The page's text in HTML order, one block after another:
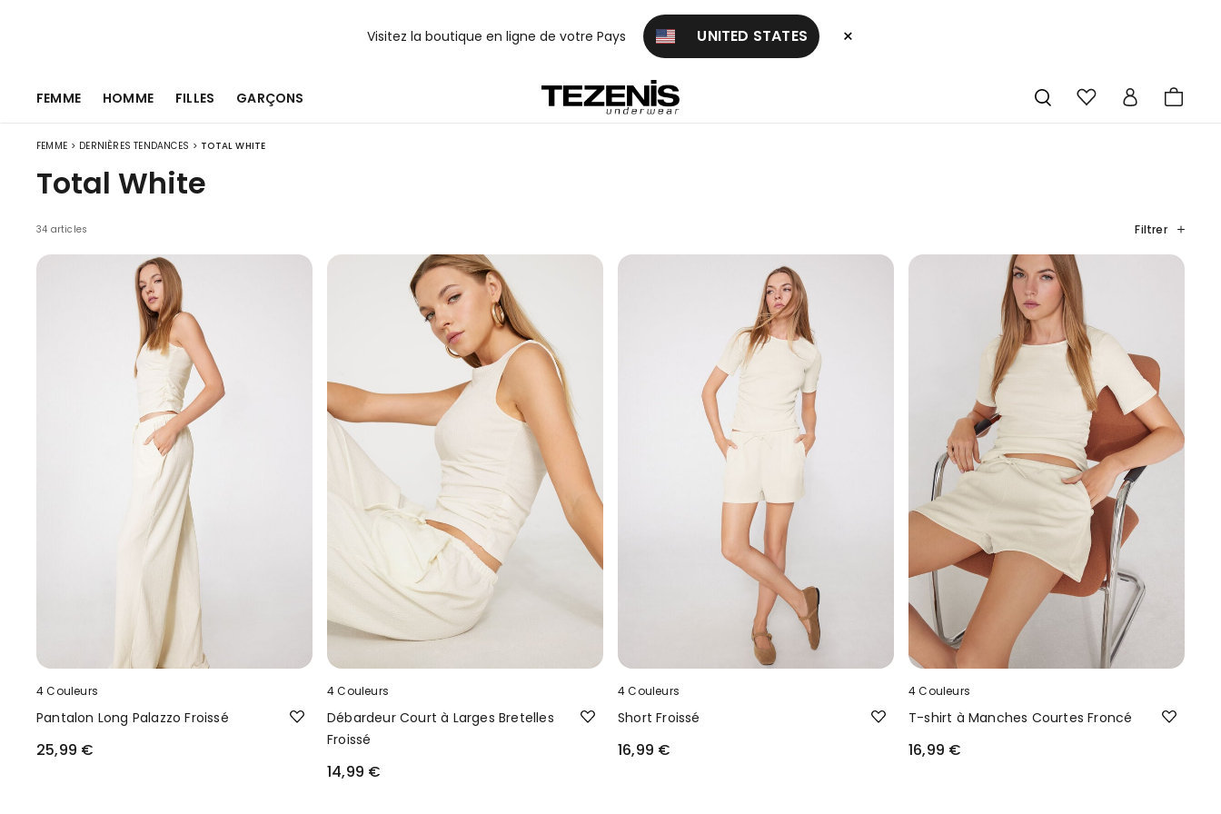
Visitez la boutique en ligne de votre Pays UNITED STATES ×
FEMME HOMME FILLES GARÇONS
FEMME > DERNIÈRES TENDANCES > TOTAL WHITE
Total White
34 articles Filtrer
4 Couleurs
Pantalon Long Palazzo Froissé
25,99 €
4 Couleurs
Débardeur Court à Larges Bretelles
Froissé
14,99 €
4 Couleurs
Short Froissé
16,99 €
4 Couleurs
T-shirt à Manches Courtes Froncé
16,99 €